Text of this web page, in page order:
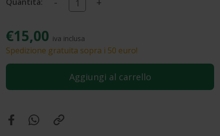
€15,00 iva inclusa
Spedizione gratuita sopra i 50 euro!
Aggiungi al carrello